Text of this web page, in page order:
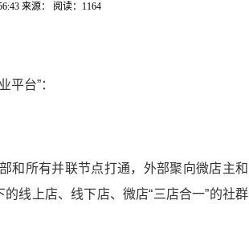
来源： 阅读：1164
平台”：
和所有并联节点打通，外部聚向微店主和
线上店、线下店、微店“三店合一”的社群